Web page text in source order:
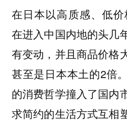
在日本以高质感、低价
在进入中国内地的头几
有变动，并且商品价格
甚至是日本本土的2倍
的消费哲学撞入了国内
求简约的生活方式互相